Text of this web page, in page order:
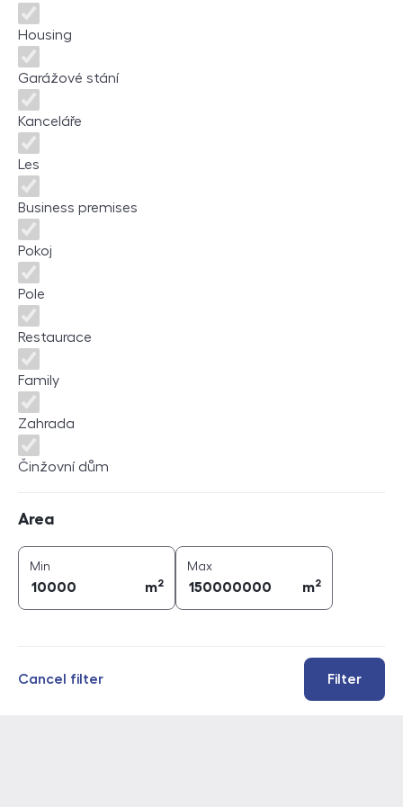
Housing
Garážové stání
Kanceláře
Les
Business premises
Pokoj
Pole
Restaurace
Family
Zahrada
Činžovní dům
Area
Min
m2
Maxarea (
m2
Filter
Cancel filter